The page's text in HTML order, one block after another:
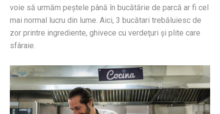
voie să urmăm peştele până în bucătărie de parcă ar fi cel
mai normal lucru din lume. Aici, 3 bucătari trebăluiesc de
zor printre ingrediente, ghivece cu verdeţuri şi plite care
sfâraie.